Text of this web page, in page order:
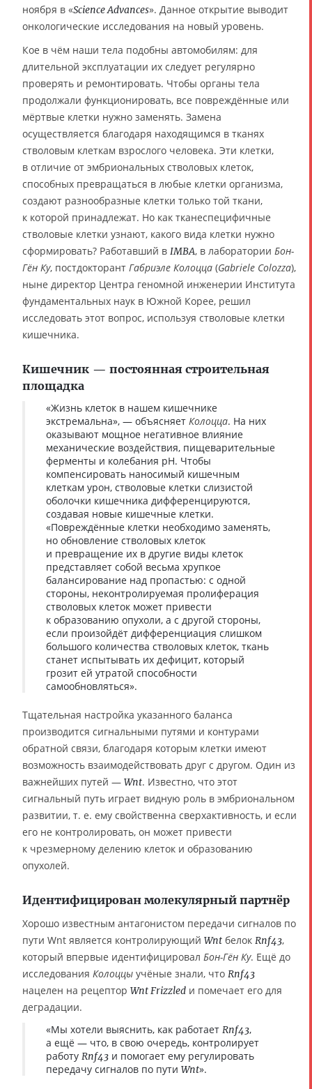
ноября в «Science Advances». Данное открытие выводит
онкологические исследования на новый уровень.
Кое в чём наши тела подобны автомобилям: для
длительной эксплуатации их следует регулярно
проверять и ремонтировать. Чтобы органы тела
продолжали функционировать, все повреждённые или
мёртвые клетки нужно заменять. Замена
осуществляется благодаря находящимся в тканях
стволовым клеткам взрослого человека. Эти клетки,
в отличие от эмбриональных стволовых клеток,
способных превращаться в любые клетки организма,
создают разнообразные клетки только той ткани,
к которой принадлежат. Но как тканеспецифичные
стволовые клетки узнают, какого вида клетки нужно
сформировать? Работавший в IMBA, в лаборатории Бон-
Гён Ку, постдокторант Габриэле Колоцца (Gabriele Colozza),
ныне директор Центра геномной инженерии Института
фундаментальных наук в Южной Корее, решил
исследовать этот вопрос, используя стволовые клетки
кишечника.
Кишечник — постоянная строительная
площадка
«Жизнь клеток в нашем кишечнике
экстремальна», — объясняет Колоцца. На них
оказывают мощное негативное влияние
механические воздействия, пищеварительные
ферменты и колебания рН. Чтобы
компенсировать наносимый кишечным
клеткам урон, стволовые клетки слизистой
оболочки кишечника дифференцируются,
создавая новые кишечные клетки.
«Повреждённые клетки необходимо заменять,
но обновление стволовых клеток
и превращение их в другие виды клеток
представляет собой весьма хрупкое
балансирование над пропастью: с одной
стороны, неконтролируемая пролиферация
стволовых клеток может привести
к образованию опухоли, а с другой стороны,
если произойдёт дифференциация слишком
большого количества стволовых клеток, ткань
станет испытывать их дефицит, который
грозит ей утратой способности
самообновляться».
Тщательная настройка указанного баланса
производится сигнальными путями и контурами
обратной связи, благодаря которым клетки имеют
возможность взаимодействовать друг с другом. Один из
важнейших путей — Wnt. Известно, что этот
сигнальный путь играет видную роль в эмбриональном
развитии, т. е. ему свойственна сверхактивность, и если
его не контролировать, он может привести
к чрезмерному делению клеток и образованию
опухолей.
Идентифицирован молекулярный партнёр
Хорошо известным антагонистом передачи сигналов по
пути Wnt является контролирующий Wnt белок Rnf43,
который впервые идентифицировал Бон-Гён Ку. Ещё до
исследования Колоццы учёные знали, что Rnf43
нацелен на рецептор Wnt Frizzled и помечает его для
деградации.
«Мы хотели выяснить, как работает Rnf43,
а ещё — что, в свою очередь, контролирует
работу Rnf43 и помогает ему регулировать
передачу сигналов по пути Wnt».